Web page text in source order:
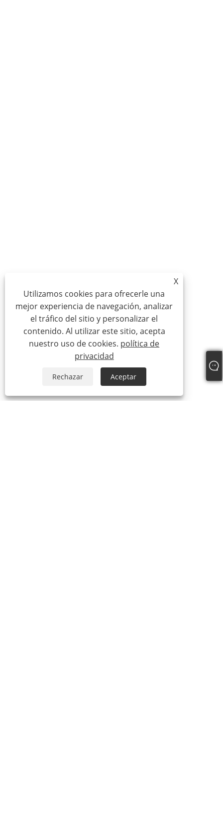
X
Utilizamos cookies para ofrecerle una
mejor experiencia de navegación, analizar
el tráfico del sitio y personalizar el
contenido. Al utilizar este sitio, acepta
nuestro uso de cookies. política de
privacidad
Rechazar Aceptar